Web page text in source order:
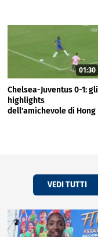
01:30
Chelsea-Juventus 0-1: gli
highlights
dell'amichevole di Hong
VEDI TUTTI